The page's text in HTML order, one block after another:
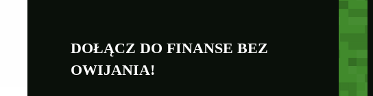
DOŁĄCZ DO FINANSE BEZ
OWIJANIA!